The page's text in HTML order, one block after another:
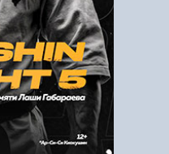
Регистрация